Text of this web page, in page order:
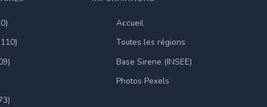
Accueil
Toutes les régions
Base Sirene (INSEE)
Photos Pexels